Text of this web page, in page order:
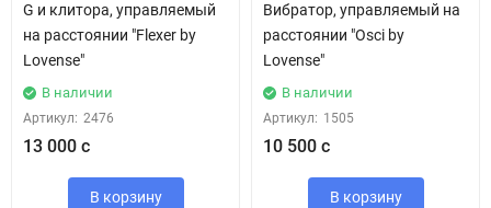
G и клитора, управляемый
на расстоянии "Flexer by
Lovense"
В наличии
Артикул: 2476
13 000 с
В корзину
Вибратор, управляемый на
расстоянии "Osci by
Lovense"
В наличии
Артикул: 1505
10 500 с
В корзину